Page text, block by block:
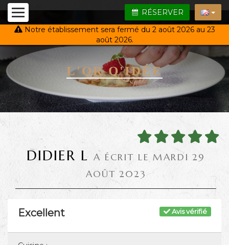
RÉSERVER
Notre établissement sera fermé du 2 août 2026 au 23
août 2026.
L'OR Q'IDÉE
DIDIER L A ÉCRIT LE MARDI 29
AOÛT 2023
Avis vérifié
Excellent